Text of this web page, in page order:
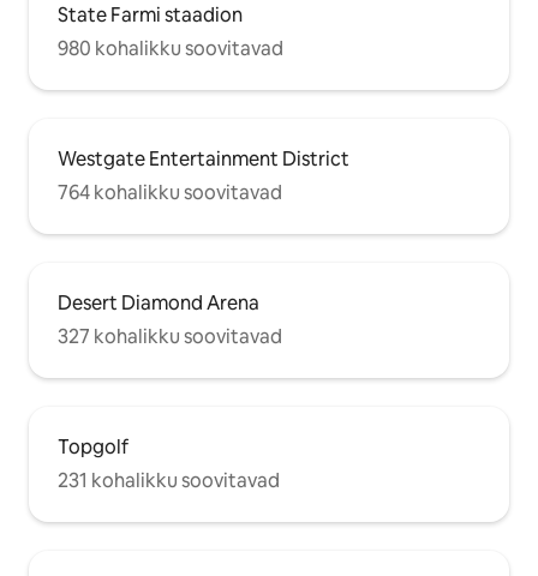
State Farmi staadion
980 kohalikku soovitavad
Westgate Entertainment District
764 kohalikku soovitavad
Desert Diamond Arena
327 kohalikku soovitavad
Topgolf
231 kohalikku soovitavad